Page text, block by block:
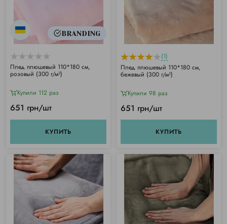
BRANDING
Плед плюшевый 110*180 см,
розовый (300 г/м²)
Купили 112 раз
651 грн/шт
КУПИТЬ
(1)
Плед плюшевый 110*180 см,
бежевый (300 г/м²)
Купили 98 раз
651 грн/шт
КУПИТЬ